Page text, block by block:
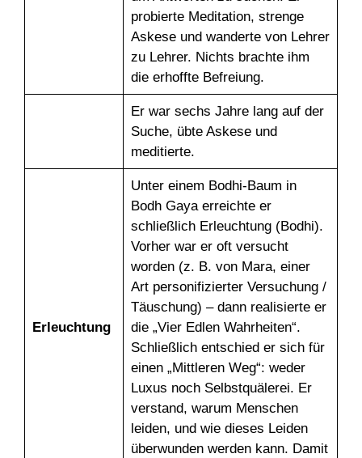
probierte Meditation, strenge
Askese und wanderte von Lehrer
zu Lehrer. Nichts brachte ihm
die erhoffte Befreiung.
Er war sechs Jahre lang auf der
Suche, übte Askese und
meditierte.
Erleuchtung
Unter einem Bodhi-Baum in
Bodh Gaya erreichte er
schließlich Erleuchtung (Bodhi).
Vorher war er oft versucht
worden (z. B. von Mara, einer
Art personifizierter Versuchung /
Täuschung) – dann realisierte er
die „Vier Edlen Wahrheiten“.
Schließlich entschied er sich für
einen „Mittleren Weg“: weder
Luxus noch Selbstquälerei. Er
verstand, warum Menschen
leiden, und wie dieses Leiden
überwunden werden kann. Damit